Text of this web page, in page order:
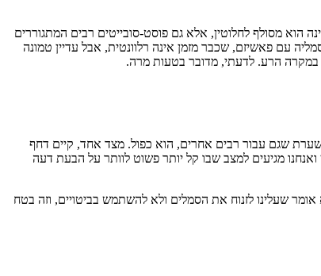
מסולף לחלוטין, אלא גם פוסט-סובייטים רבים המתגוררים
עם פאשיזם, שכבר מזמן אינה רלוונטית, אבל עדיין טמונה
במקרה הרע. לדעתי, מדובר בטעות מרה.
שגם עבור רבים אחרים, הוא כפול. מצד אחד, קיים דחף
מגיעים למצב שבו קל יותר פשוט לוותר על הבעת דעה
שעלינו לזנוח את הסמלים ולא להשתמש בביטויים, וזה בטח